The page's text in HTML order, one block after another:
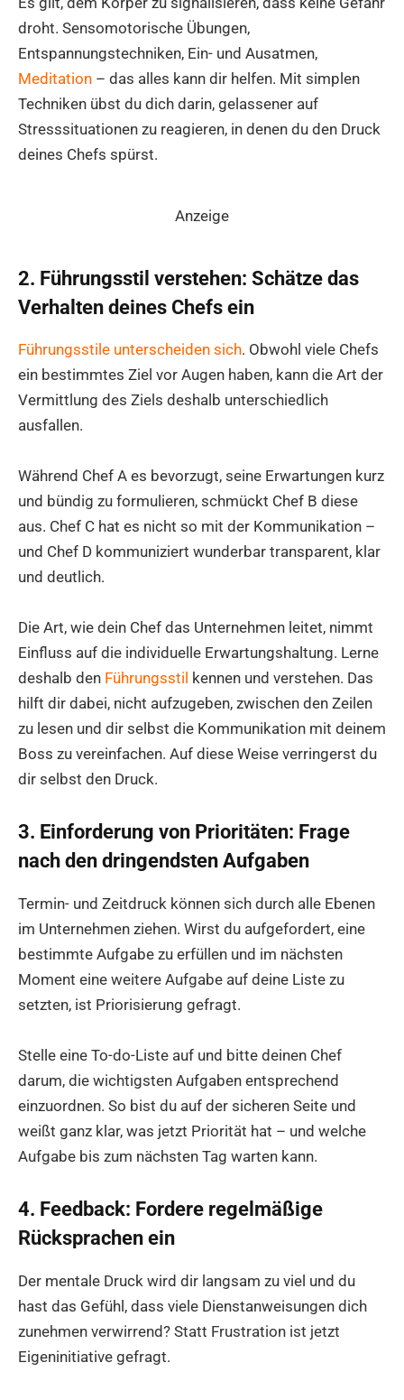
droht. Sensomotorische Übungen,
Entspannungstechniken, Ein- und Ausatmen,
Meditation – das alles kann dir helfen. Mit simplen
Techniken übst du dich darin, gelassener auf
Stresssituationen zu reagieren, in denen du den Druck
deines Chefs spürst.
Anzeige
2. Führungsstil verstehen: Schätze das
Verhalten deines Chefs ein
Führungsstile unterscheiden sich. Obwohl viele Chefs
ein bestimmtes Ziel vor Augen haben, kann die Art der
Vermittlung des Ziels deshalb unterschiedlich
ausfallen.
Während Chef A es bevorzugt, seine Erwartungen kurz
und bündig zu formulieren, schmückt Chef B diese
aus. Chef C hat es nicht so mit der Kommunikation –
und Chef D kommuniziert wunderbar transparent, klar
und deutlich.
Die Art, wie dein Chef das Unternehmen leitet, nimmt
Einfluss auf die individuelle Erwartungshaltung. Lerne
deshalb den Führungsstil kennen und verstehen. Das
hilft dir dabei, nicht aufzugeben, zwischen den Zeilen
zu lesen und dir selbst die Kommunikation mit deinem
Boss zu vereinfachen. Auf diese Weise verringerst du
dir selbst den Druck.
3. Einforderung von Prioritäten: Frage
nach den dringendsten Aufgaben
Termin- und Zeitdruck können sich durch alle Ebenen
im Unternehmen ziehen. Wirst du aufgefordert, eine
bestimmte Aufgabe zu erfüllen und im nächsten
Moment eine weitere Aufgabe auf deine Liste zu
setzten, ist Priorisierung gefragt.
Stelle eine To-do-Liste auf und bitte deinen Chef
darum, die wichtigsten Aufgaben entsprechend
einzuordnen. So bist du auf der sicheren Seite und
weißt ganz klar, was jetzt Priorität hat – und welche
Aufgabe bis zum nächsten Tag warten kann.
4. Feedback: Fordere regelmäßige
Rücksprachen ein
Der mentale Druck wird dir langsam zu viel und du
hast das Gefühl, dass viele Dienstanweisungen dich
zunehmen verwirrend? Statt Frustration ist jetzt
Eigeninitiative gefragt.